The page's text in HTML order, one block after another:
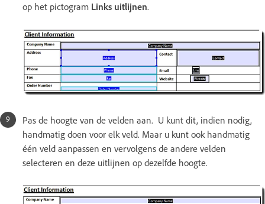
op het pictogram Links uitlijnen.
Pas de hoogte van de velden aan. U kunt dit, indien nodig,
handmatig doen voor elk veld. Maar u kunt ook handmatig
één veld aanpassen en vervolgens de andere velden
selecteren en deze uitlijnen op dezelfde hoogte.